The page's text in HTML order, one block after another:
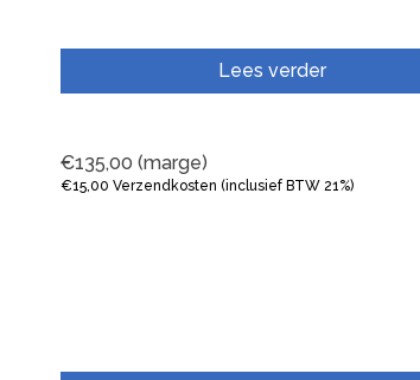
Lees verder
€135,00 (marge)
€15,00 Verzendkosten (inclusief BTW 21%)